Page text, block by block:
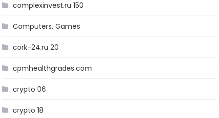
complexinvest.ru 150
Computers, Games
cork-24.ru 20
cpmhealthgrades.com
crypto 06
crypto 18